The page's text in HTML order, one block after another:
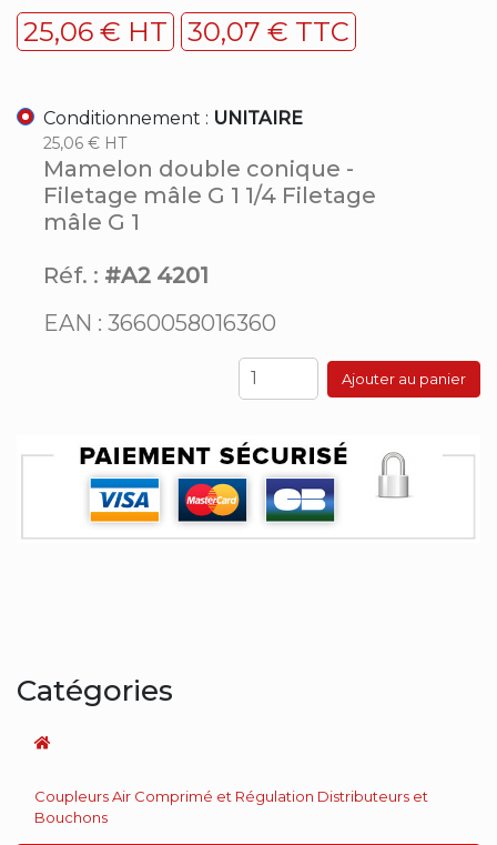
25,06 € HT 30,07 € TTC
Conditionnement : UNITAIRE
25,06 € HT
Mamelon double conique -
Filetage mâle G 1 1/4 Filetage
mâle G 1
Réf. : #A2 4201
EAN : 3660058016360
Ajouter au panier
Catégories
Coupleurs Air Comprimé et Régulation Distributeurs et
Bouchons